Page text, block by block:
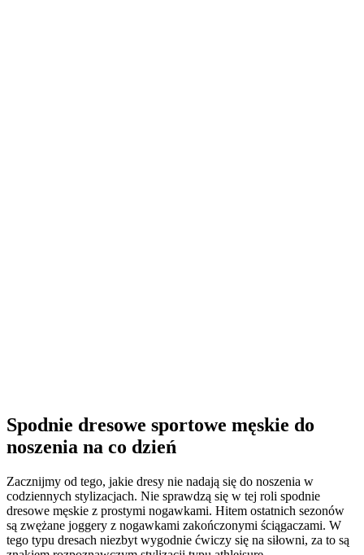
Spodnie dresowe sportowe męskie do
noszenia na co dzień
Zacznijmy od tego, jakie dresy nie nadają się do noszenia w
codziennych stylizacjach. Nie sprawdzą się w tej roli spodnie
dresowe męskie z prostymi nogawkami. Hitem ostatnich sezonów
są zwężane joggery z nogawkami zakończonymi ściągaczami. W
tego typu dresach niezbyt wygodnie ćwiczy się na siłowni, za to są